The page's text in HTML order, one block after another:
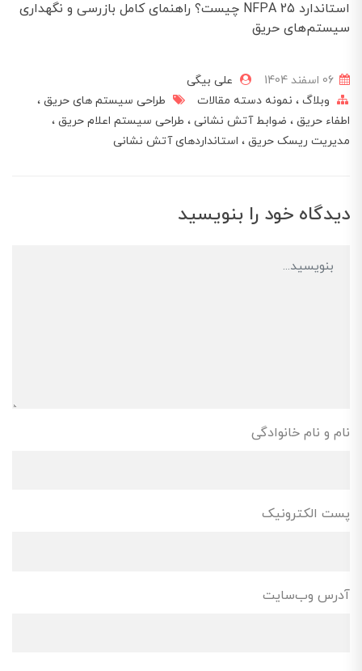
استاندارد NFPA 25 چیست؟ راهنمای کامل بازرسی و نگهداری
سیستم‌های حریق
علی بیگی
وبلاگ
نمونه دسته مقالات
طراحی سیستم های حریق
اطفاء حریق
ضوابط آتش نشانی
طراحی سیستم اعلام حریق
مدیریت ریسک حریق
استانداردهای آتش نشانی
دیدگاه خود را بنویسید
نام و نام خانوادگی
پست الکترونیک
آدرس وب‌سایت